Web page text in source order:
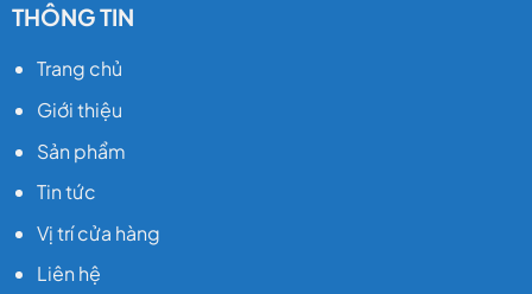
THÔNG TIN
Trang chủ
Giới thiệu
Sản phẩm
Tin tức
Vị trí cửa hàng
Liên hệ